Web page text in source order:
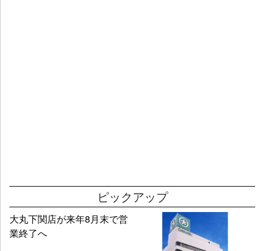
ピックアップ
大丸下関店が来年8月末で営
業終了へ